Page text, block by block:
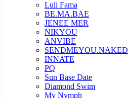
Luli Fama
BE.MA.BAE
JENEE MER
NIKYOU
ANVIBE
SENDMEYOU.NAKED
INNATE
PQ
Sun Base Date
Diamond Swim
My Nymph